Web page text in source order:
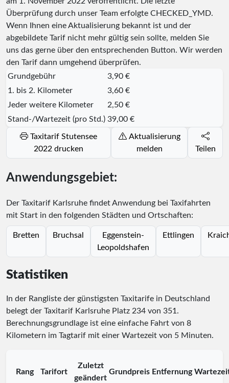
Überprüfung durch unser Team erfolgte CHECKED_YMD.
Wenn Ihnen eine Aktualisierung bekannt ist und der
abgebildete Tarif nicht mehr gültig sein sollte, melden Sie
uns das gerne über den entsprechenden Button. Wir werden
den Tarif dann umgehend überprüfen.
Grundgebühr
3,90 €
1. bis 2. Kilometer
3,60 €
Jeder weitere Kilometer
2,50 €
Stand-/Wartezeit (pro Std.) 39,00 €
Taxitarif Stutensee
2022 drucken
Aktualisierung
melden
Teilen
Anwendungsgebiet:
Der Taxitarif Karlsruhe findet Anwendung bei Taxifahrten
mit Start in den folgenden Städten und Ortschaften:
Bretten Bruchsal
Eggenstein-
Leopoldshafen
Ettlingen
Statistiken
In der Rangliste der günstigsten Taxitarife in Deutschland
belegt der Taxitarif Karlsruhe Platz 234 von 351.
Berechnungsgrundlage ist eine einfache Fahrt von 8
Kilometern im Tagtarif mit einer Wartezeit von 5 Minuten.
Rang Tarifort
Zuletzt
geändert
Grundpreis Entfernung